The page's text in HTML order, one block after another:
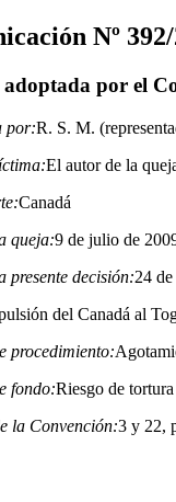
Nº
por el
por:R. S. M.
El autor de la
Canadá
queja:9 de julio de
presente decisión:24
del Canadá al
procedimiento:
fondo:Riesgo de
la Convención:3 y 22,